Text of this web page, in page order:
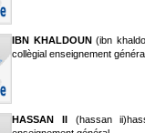
IBN KHALDOUN(ibn
collègial enseignement
HASSAN II(hassan